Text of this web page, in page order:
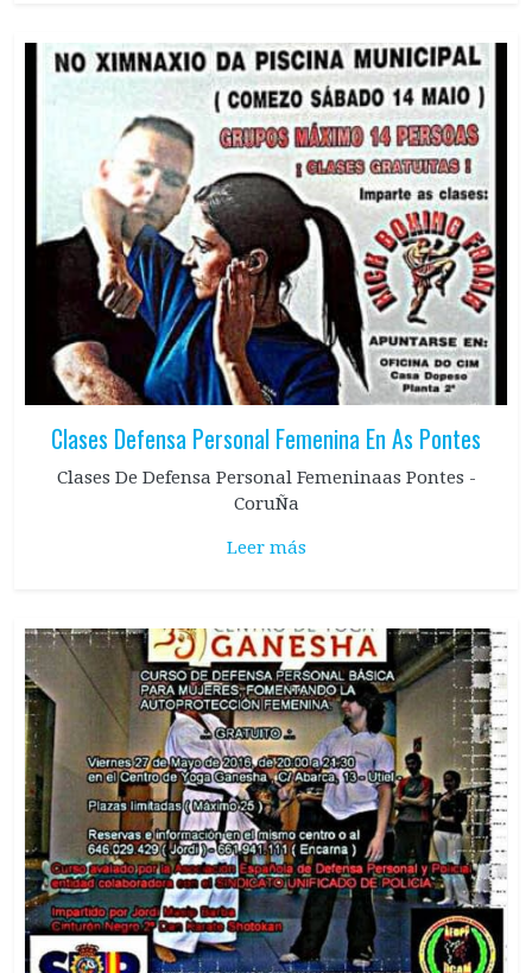
Clases Defensa Personal Femenina En As Pontes
Clases De Defensa Personal Femeninaas Pontes -
CoruÑa
Leer más